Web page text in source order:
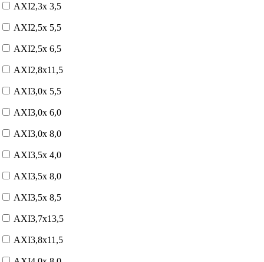
AXI2,3x 3,5
AXI2,5x 5,5
AXI2,5x 6,5
AXI2,8x11,5
AXI3,0x 5,5
AXI3,0x 6,0
AXI3,0x 8,0
AXI3,5x 4,0
AXI3,5x 8,0
AXI3,5x 8,5
AXI3,7x13,5
AXI3,8x11,5